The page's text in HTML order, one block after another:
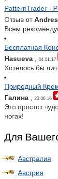
PatternTrader -
Отзыв отAndres
Всем
Бесплатная
Hasueva, 04.01.17
Хотелось бы
Природный
Галина, 23.06.16
Это простот
ногах!
Для
Австралия
Австрия